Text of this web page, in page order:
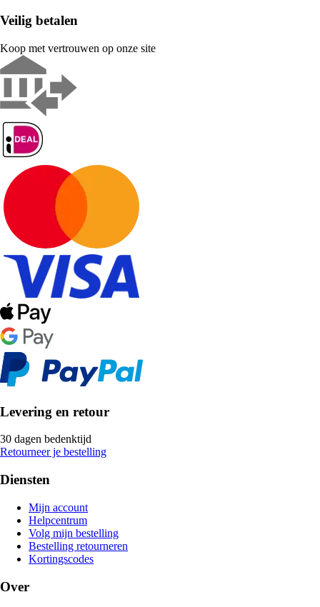
Veilig betalen
Koop met vertrouwen op onze site
Levering en retour
30 dagen bedenktijd
Retourneer je bestelling
Diensten
Mijn account
Helpcentrum
Volg mijn bestelling
Bestelling retourneren
Kortingscodes
Over